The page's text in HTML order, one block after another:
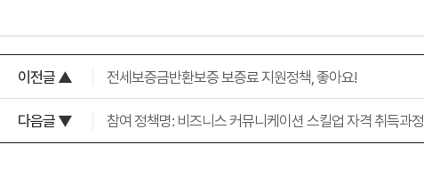
이전글 ▲ 전세보증금반환보증 보증료 지원정책, 좋아요!
다음글 ▼ 참여 정책명: 비즈니스 커뮤니케이션 스킬업 자격 취득과정